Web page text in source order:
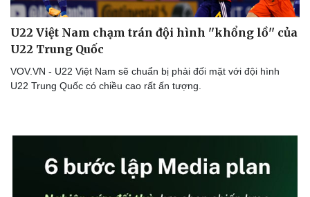
U22 Việt Nam chạm trán đội hình ''khổng lồ'' của
U22 Trung Quốc
VOV.VN - U22 Việt Nam sẽ chuẩn bị phải đối mặt với đội hình
U22 Trung Quốc có chiều cao rất ấn tượng.